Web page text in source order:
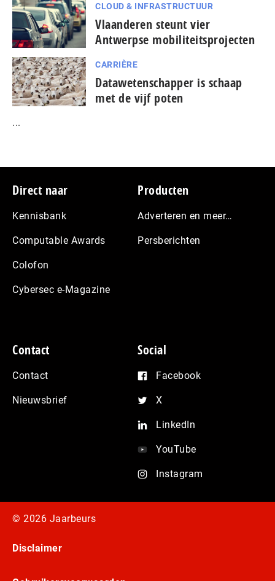
CLOUD & INFRASTRUCTUUR
Vlaanderen steunt vier
Antwerpse mobiliteitsprojecten
CARRIÈRE
Datawetenschapper is schaap
met de vijf poten
...
Footer
Direct naar
Kennisbank
Computable Awards
Colofon
Cybersec e-Magazine
Producten
Adverteren en meer…
Persberichten
Contact
Contact
Nieuwsbrief
Social
Facebook
X
LinkedIn
YouTube
Instagram
© 2026 Jaarbeurs
Disclaimer